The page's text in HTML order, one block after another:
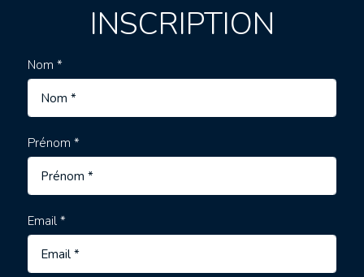
INSCRIPTION
Nom *
Prénom *
Email *